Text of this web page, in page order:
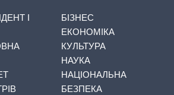
І
БІЗНЕС
ЕКОНОМІКА
КУЛЬТУРА
НАУКА
НАЦІОНАЛЬНА
БЕЗПЕКА